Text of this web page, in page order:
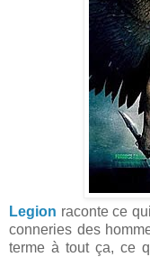
Legion raconte ce
conneries des
terme à tout ça, ce